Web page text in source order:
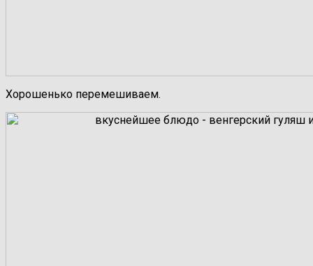
Хорошенько перемешиваем.